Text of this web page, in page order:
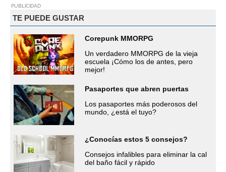
PUBLICIDAD
TE PUEDE GUSTAR
Corepunk MMORPG
Un verdadero MMORPG de la vieja
escuela ¡Cómo los de antes, pero
mejor!
Pasaportes que abren puertas
Los pasaportes más poderosos del
mundo, ¿está el tuyo?
¿Conocías estos 5 consejos?
Consejos infalibles para eliminar la cal
del baño fácil y rápido